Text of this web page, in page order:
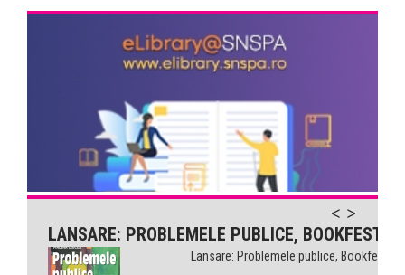
LANSARE: PROBLEMELE PUBLICE, BOOKFEST
Lansare: Problemele publice, Bookfest